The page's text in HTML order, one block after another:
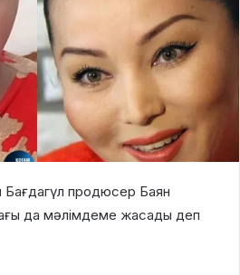
Бағдагүл продюсер Баян
да мәлімдеме жасады деп